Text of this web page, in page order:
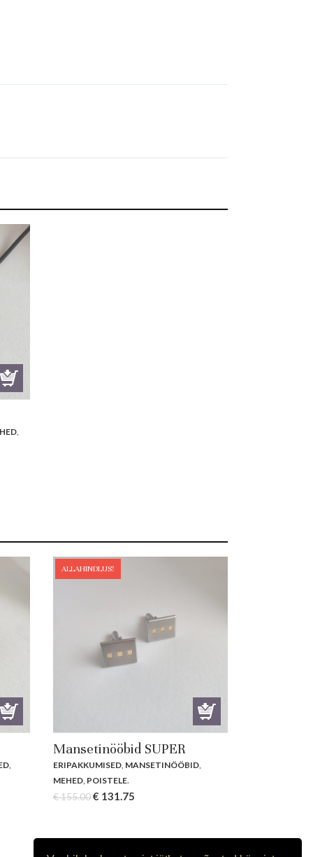
,
,
ALLAHINDLUS!
Mansetinööbid SUPER
ERIPAKKUMISED, MANSETINÖÖBID,
MEHED, POISTELE.
€155.00 Original
€ 155.00.
€ 131.75Current
€ 131.75.